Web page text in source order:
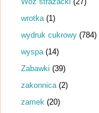
wrotka (1)
wydruk cukrowy (784)
wyspa (14)
Zabawki (39)
zakonnica (2)
zamek (20)